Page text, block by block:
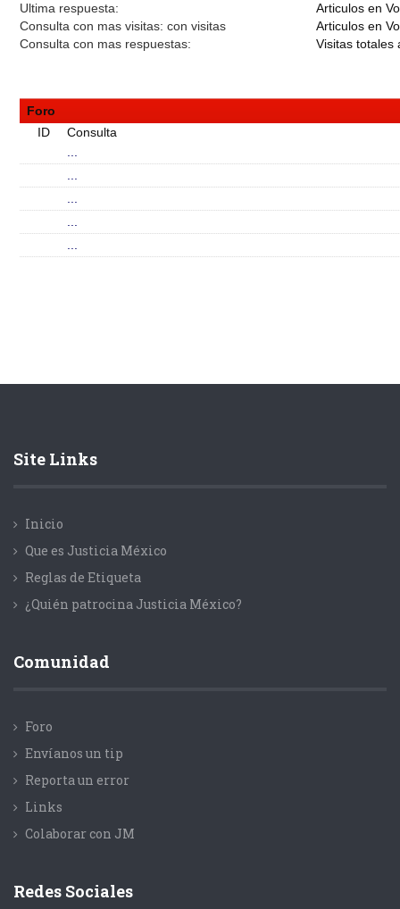
Ultima respuesta:
Consulta con mas visitas: con visitas
Consulta con mas respuestas:
Articulos en
Articulos en
Visitas totales
Foro
ID
Consulta
Site Links
Inicio
Que es Justicia México
Reglas de Etiqueta
¿Quién patrocina Justicia México?
Comunidad
Foro
Envíanos un tip
Reporta un error
Links
Colaborar con JM
Redes Sociales